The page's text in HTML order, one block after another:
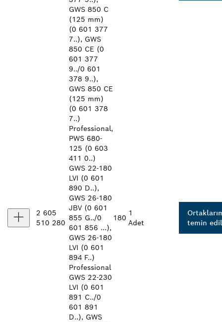
GWS 850 C
(125 mm)
(0 601 377
7..), GWS
850 CE (0
601 377
9../0 601
378 9..),
GWS 850 CE
(125 mm)
(0 601 378
7..)
Professional,
PWS 680-
125 (0 603
411 0..)
2 605
510 280
GWS 22-180
LVI (0 601
890 D..),
GWS 26-180
JBV (0 601
855 G../0
601 856 ...),
GWS 26-180
LVI (0 601
894 F..)
Professional
180
1
Adet
temin
GWS 22-230
LVI (0 601
891 C../0
601 891
D..), GWS